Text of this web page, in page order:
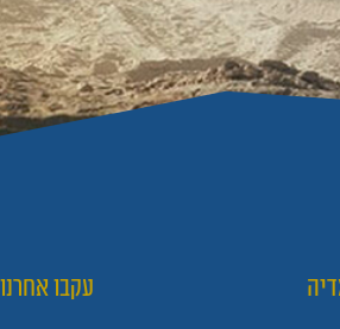
עקבו אחרנו